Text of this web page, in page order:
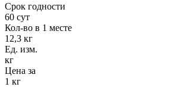
Срок годности
60 сут
Кол-во в 1 месте
12,3 кг
Ед. изм.
кг
Цена за
1 кг